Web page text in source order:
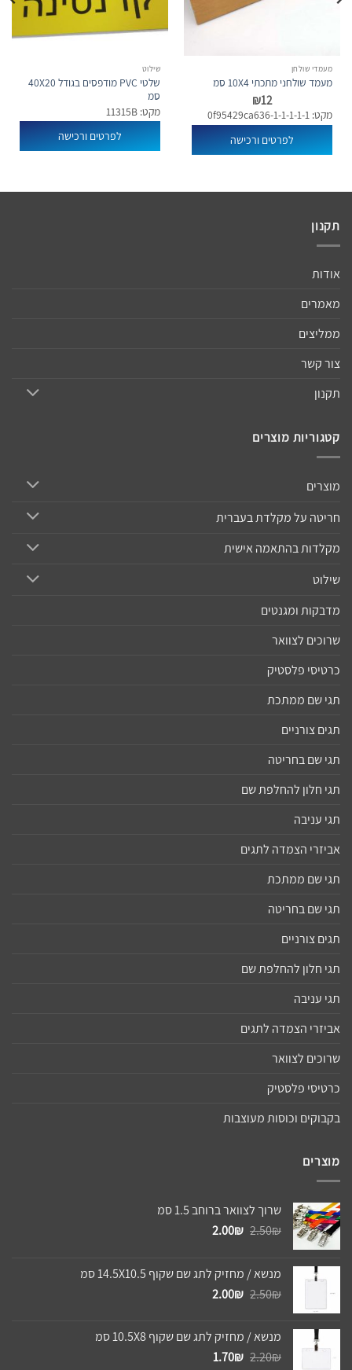
מעמדי שולחן
מעמד שולחני מתכתי 10X4 סמ
₪12
מקט: 0f95429ca636-1-1-1-1-1
לפרטים ורכישה
שילוט
שלטי PVC מודפסים בגודל 40X20
סמ
מקט: 11315B
לפרטים ורכישה
תקנון
אודות
מאמרים
ממליצים
צור קשר
תקנון
קטגוריות מוצרים
מוצרים
חריטה על מקלדת בעברית
מקלדות בהתאמה אישית
שילוט
מדבקות ומגנטים
שרוכים לצוואר
כרטיסי פלסטיק
תגי שם ממתכת
תגים צורניים
תגי שם בחריטה
תגי חלון להחלפת שם
תגי עניבה
אביזרי הצמדה לתגים
תגי שם ממתכת
תגי שם בחריטה
תגים צורניים
תגי חלון להחלפת שם
תגי עניבה
אביזרי הצמדה לתגים
שרוכים לצוואר
כרטיסי פלסטיק
בקבוקים וכוסות מעוצבות
מוצרים
שרוך לצוואר ברוחב 1.5 סמ
2.50₪
המחיר
2.50₪.
2.00₪
המחיר
2.00₪.
מנשא / מחזיק לתג שם שקוף 14.5X10.5 סמ
2.50₪
המחיר
2.50₪.
2.00₪
המחיר
2.00₪.
מנשא / מחזיק לתג שם שקוף 10.5X8 סמ
2.20₪
המחיר
1.70₪
המחיר